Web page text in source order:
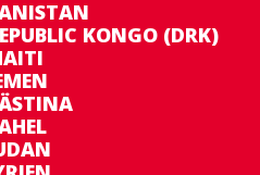
KONGO (DRK)